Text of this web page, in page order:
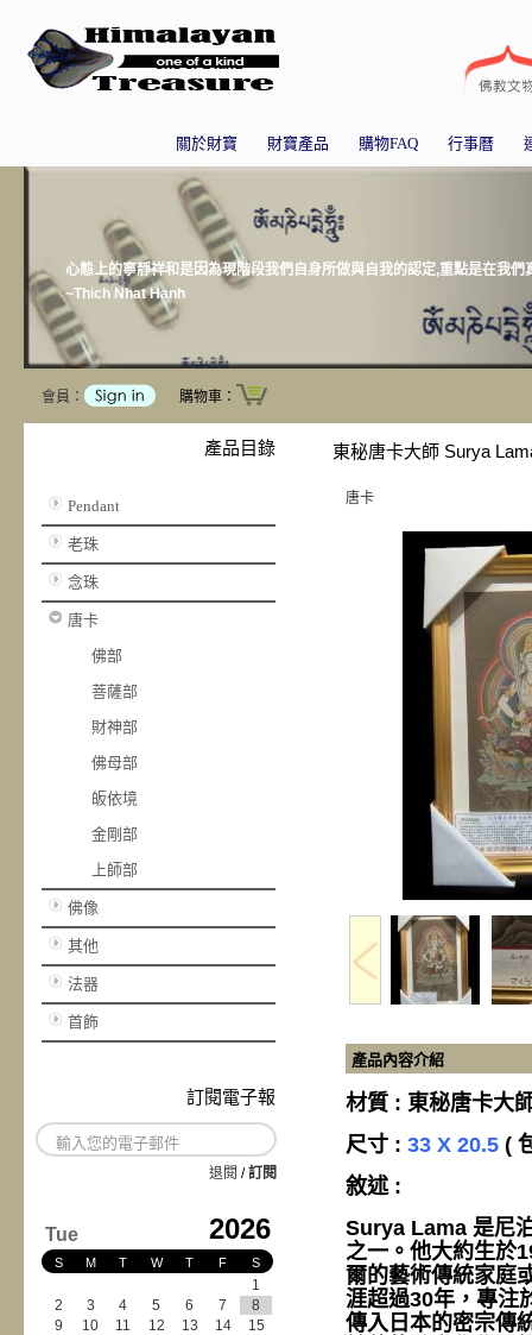
關於財寶 財寶產品 購物FAQ 行事曆
心態上的寧靜祥和是因為現階段我們自身所做與自我的認定,重點是在我們
~Thich Nhat Hanh
會員： 購物車：
產品目錄
Pendant
老珠
念珠
唐卡
佛部
菩薩部
財神部
佛母部
皈依境
金剛部
上師部
佛像
其他
法器
首飾
訂閱電子報
退閱 /訂閱
Tue 2026
S M T W T F S
1
2
3 4 5 6 7
8
9
10 11 12 13 14
15
東秘唐卡大師 Surya
唐卡
產品內容介紹
材質 : 東秘唐卡大
尺寸 : 33 X 20.5(
敘述 :
Surya Lama 是尼
之一。他大約生於
爾的藝術傳統家庭
涯超過30年，專注
傳入日本的密宗傳